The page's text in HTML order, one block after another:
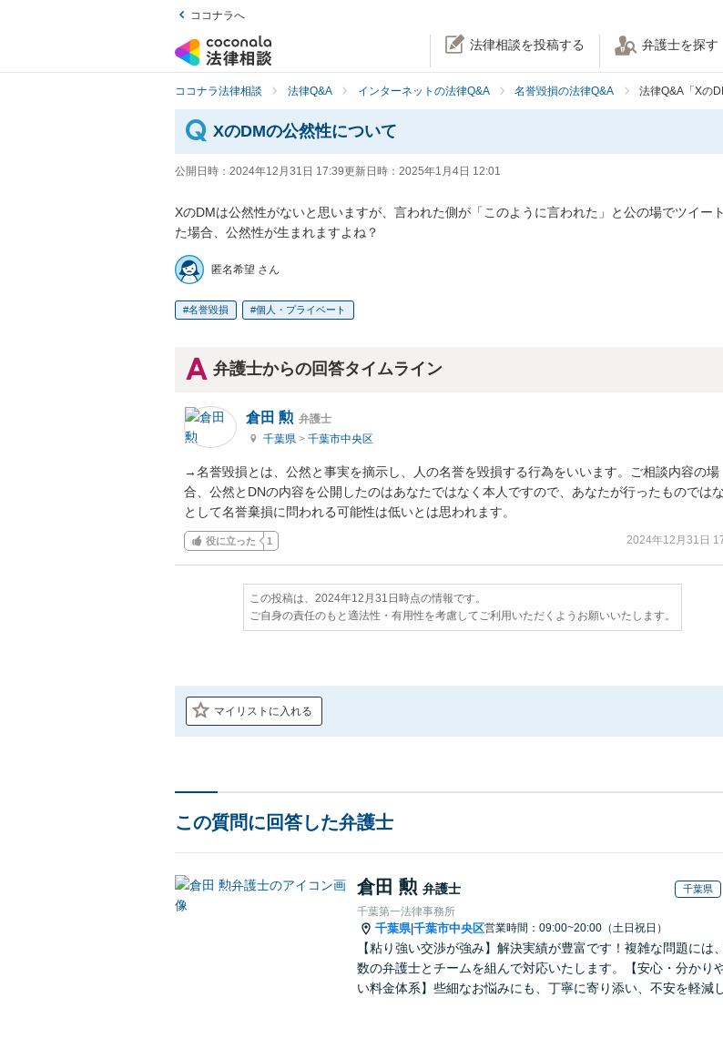
ココナラへ
法律相談を投稿する 弁護士を探す
ココナラ法律相談 法律Q&A インターネットの法律Q&A 名誉毀損の法律Q&A 法律Q&A「Xの
XのDMの公然性について
公開日時： 2024年12月31日 17:39更新日時： 2025年1月4日 12:01
XのDMは公然性がないと思いますが、言われた側が「このように言われた」と公の場でツイー
た場合、公然性が生まれますよね？
匿名希望 さん
名誉毀損 個人・プライベート
弁護士からの回答タイムライン
倉田 勲 弁護士
千葉県 > 千葉市中央区
→名誉毀損とは、公然と事実を摘示し、人の名誉を毀損する行為をいいます。ご相談内容の場
合、公然とDNの内容を公開したのはあなたではなく本人ですので、あなたが行ったものでは
として名誉棄損に問われる可能性は低いとは思われます。
役に立った 1 2024年12月31日
この投稿は、2024年12月31日時点の情報です。
ご自身の責任のもと適法性・有用性を考慮してご利用いただくようお願いいたします。
マイリストに入れる
この質問に回答した弁護士
倉田 勲 弁護士 千葉県
千葉第一法律事務所
千葉県|千葉市中央区営業時間：09:00~20:00（土日祝日）
【粘り強い交渉が強み】解決実績が豊富です！複雑な問題には
数の弁護士とチームを組んで対応いたします。【安心・分かり
い料金体系】些細なお悩みにも、丁寧に寄り添い、不安を軽減し